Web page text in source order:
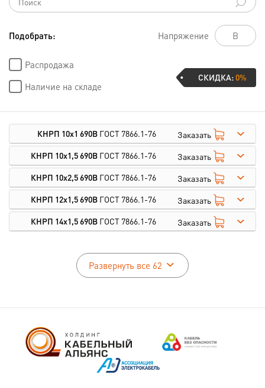
Подобрать: Напряжение
Распродажа
Наличие на складе
СКИДКА:0%
КНРП 10х1 690В ГОСТ 7866.1-76
Заказать
КНРП 10х1,5 690В ГОСТ 7866.1-76
Заказать
КНРП 10х2,5 690В ГОСТ 7866.1-76
Заказать
КНРП 12х1,5 690В ГОСТ 7866.1-76
Заказать
КНРП 14х1,5 690В ГОСТ 7866.1-76 Заказать
Развернуть все 62